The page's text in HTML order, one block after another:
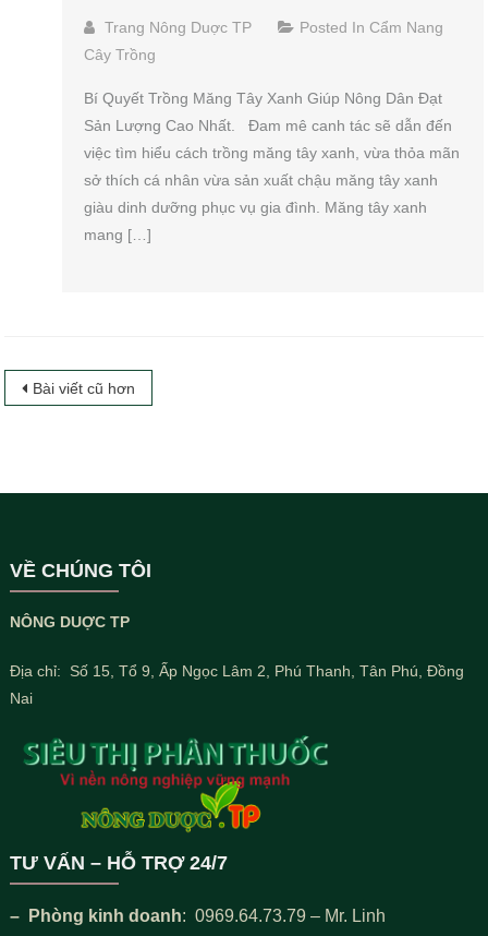
Trang Nông Duợc TP Posted In Cẩm Nang
Cây Trồng
Bí Quyết Trồng Măng Tây Xanh Giúp Nông Dân Đạt
Sản Lượng Cao Nhất. Đam mê canh tác sẽ dẫn đến
việc tìm hiểu cách trồng măng tây xanh, vừa thỏa mãn
sở thích cá nhân vừa sản xuất chậu măng tây xanh
giàu dinh dưỡng phục vụ gia đình. Măng tây xanh
mang […]
Điều
Bài viết cũ hơn
VỀ CHÚNG TÔI
NÔNG DUỢC TP
Địa chỉ: Số 15, Tổ 9, Ấp Ngọc Lâm 2, Phú Thanh, Tân Phú, Đồng
Nai
TƯ VẤN – HỖ TRỢ 24/7
– Phòng kinh doanh: 0969.64.73.79 – Mr. Linh